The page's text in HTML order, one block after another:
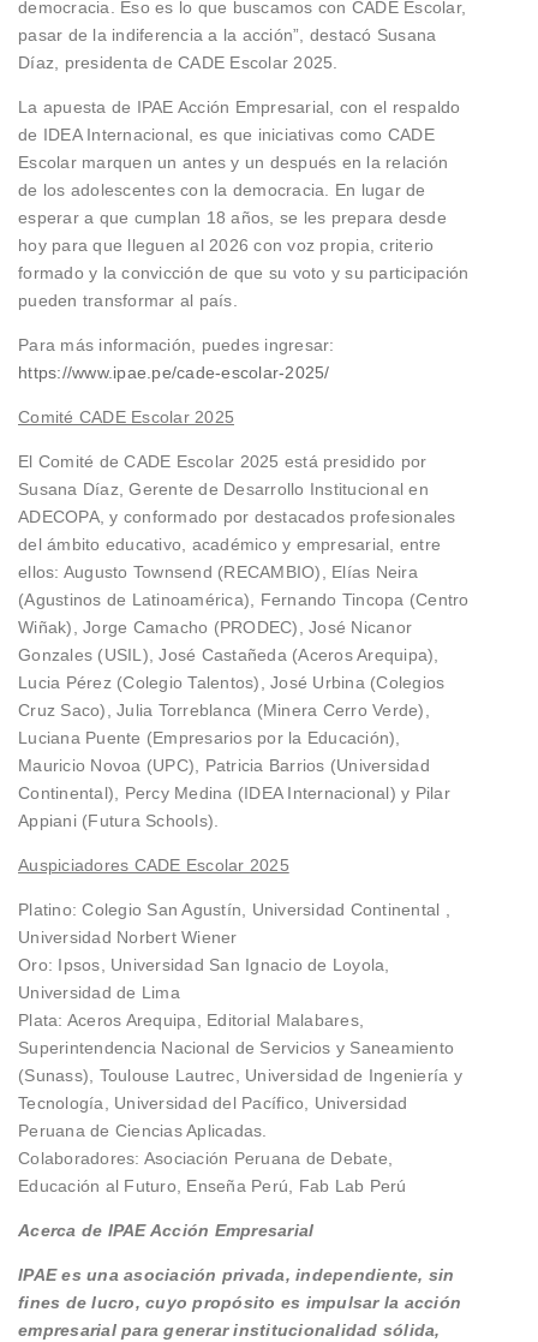
democracia. Eso es lo que buscamos con CADE Escolar,
pasar de la indiferencia a la acción”, destacó Susana
Díaz, presidenta de CADE Escolar 2025.
La apuesta de IPAE Acción Empresarial, con el respaldo
de IDEA Internacional, es que iniciativas como CADE
Escolar marquen un antes y un después en la relación
de los adolescentes con la democracia. En lugar de
esperar a que cumplan 18 años, se les prepara desde
hoy para que lleguen al 2026 con voz propia, criterio
formado y la convicción de que su voto y su participación
pueden transformar al país.
Para más información, puedes ingresar:
https://www.ipae.pe/cade-escolar-2025/
Comité CADE Escolar 2025
El Comité de CADE Escolar 2025 está presidido por
Susana Díaz, Gerente de Desarrollo Institucional en
ADECOPA, y conformado por destacados profesionales
del ámbito educativo, académico y empresarial, entre
ellos: Augusto Townsend (RECAMBIO), Elías Neira
(Agustinos de Latinoamérica), Fernando Tincopa (Centro
Wiñak), Jorge Camacho (PRODEC), José Nicanor
Gonzales (USIL), José Castañeda (Aceros Arequipa),
Lucia Pérez (Colegio Talentos), José Urbina (Colegios
Cruz Saco), Julia Torreblanca (Minera Cerro Verde),
Luciana Puente (Empresarios por la Educación),
Mauricio Novoa (UPC), Patricia Barrios (Universidad
Continental), Percy Medina (IDEA Internacional) y Pilar
Appiani (Futura Schools).
Auspiciadores CADE Escolar 2025
Platino: Colegio San Agustín, Universidad Continental ,
Universidad Norbert Wiener
Oro: Ipsos, Universidad San Ignacio de Loyola,
Universidad de Lima
Plata: Aceros Arequipa, Editorial Malabares,
Superintendencia Nacional de Servicios y Saneamiento
(Sunass), Toulouse Lautrec, Universidad de Ingeniería y
Tecnología, Universidad del Pacífico, Universidad
Peruana de Ciencias Aplicadas.
Colaboradores: Asociación Peruana de Debate,
Educación al Futuro, Enseña Perú, Fab Lab Perú
Acerca de IPAE Acción Empresarial
IPAE es una asociación privada, independiente, sin
fines de lucro, cuyo propósito es impulsar la acción
empresarial para generar institucionalidad sólida,